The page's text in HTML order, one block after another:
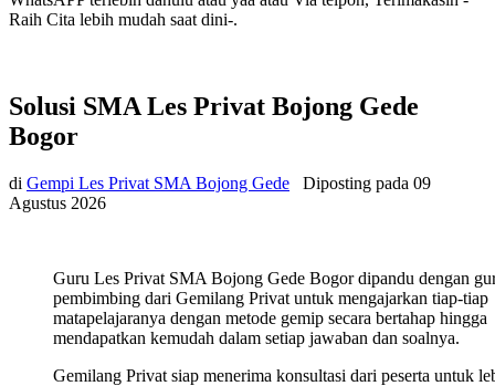
Raih Cita lebih mudah saat dini-.
Solusi SMA Les Privat Bojong Gede
Bogor
di Gempi Les Privat SMA Bojong Gede Diposting pada 09
Agustus 2026
Guru Les Privat SMA Bojong Gede Bogor dipandu dengan
pembimbing dari Gemilang Privat untuk mengajarkan tiap-tiap
matapelajaranya dengan metode gemip secara bertahap hingga
mendapatkan kemudah dalam setiap jawaban dan soalnya.
Gemilang Privat siap menerima konsultasi dari peserta untuk